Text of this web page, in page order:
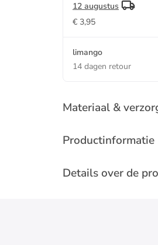
12 augustus
€ 3,95
limango
14 dagen retour
Materiaal &
Productinformatie
Details over de